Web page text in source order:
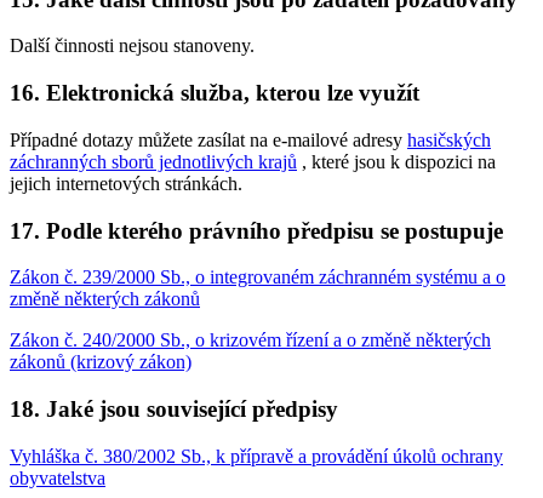
Další činnosti nejsou stanoveny.
16. Elektronická služba, kterou lze využít
Případné dotazy můžete zasílat na e-mailové adresy hasičských
záchranných sborů jednotlivých krajů , které jsou k dispozici na
jejich internetových stránkách.
17. Podle kterého právního předpisu se postupuje
Zákon č. 239/2000 Sb., o integrovaném záchranném systému a o
změně některých zákonů
Zákon č. 240/2000 Sb., o krizovém řízení a o změně některých
zákonů (krizový zákon)
18. Jaké jsou související předpisy
Vyhláška č. 380/2002 Sb., k přípravě a provádění úkolů ochrany
obyvatelstva